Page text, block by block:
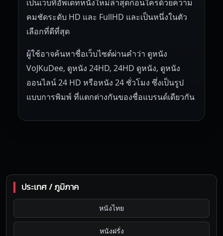
เป็นเว็บที่อัพเดทหนังใหม่ล่าสุดก่อนใครด้วยความ
คมชัดระดับ HD และ FullHD และเป็นหนึ่งในตัว
เลือกที่ดีที่สุด
ผู้ใช้อาจค้นหาชื่อเว็บไซต์ผ่านคำว่า ดูหนัง
VoJKuDee, ดูหนัง 24HD, 24HD ดูหนัง, ดูหนัง
ออนไลน์ 24 HD หรือหนัง 24 ชั่วโมง ซึ่งเป็นรูป
แบบการพิมพ์ ที่แตกต่างกันของชื่อแบรนด์เดียวกัน
ประเทศ / ภูมิภาค
หนังไทย
หนังฝรั่ง